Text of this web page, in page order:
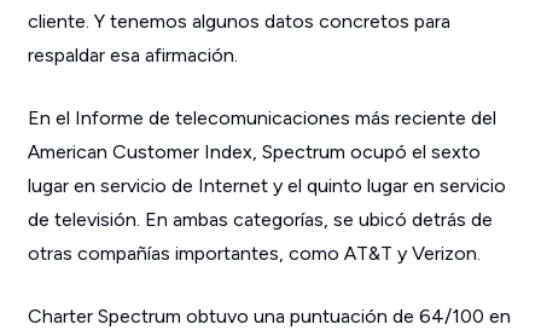
cliente. Y tenemos algunos datos concretos para
respaldar esa afirmación.
En el Informe de telecomunicaciones más reciente del
American Customer Index, Spectrum ocupó el sexto
lugar en servicio de Internet y el quinto lugar en servicio
de televisión. En ambas categorías, se ubicó detrás de
otras compañías importantes, como AT&T y Verizon.
Charter Spectrum obtuvo una puntuación de 64/100 en